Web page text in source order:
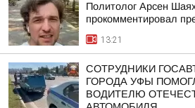
Политолог Арсен
прокомментировал
13:21
СОТРУДНИКИ
ГОРОДА УФЫ
ВОДИТЕЛЮ